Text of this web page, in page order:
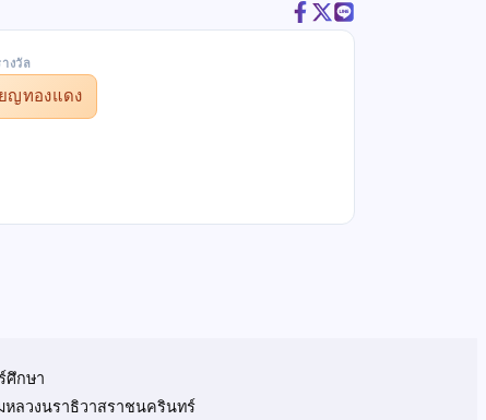
งวัล
ญทองแดง
ศึกษา
หลวงนราธิวาสราชนครินทร์